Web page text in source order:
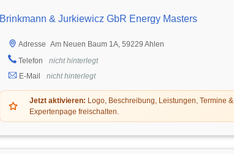
Brinkmann & Jurkiewicz GbR Energy Masters
Adresse Am Neuen Baum 1A, 59229 Ahlen
Telefon
nicht hinterlegt
E-Mail
nicht hinterlegt
Jetzt aktivieren: Logo, Beschreibung, Leistungen, Termine &
Expertenpage freischalten.